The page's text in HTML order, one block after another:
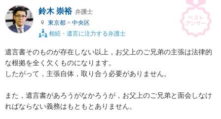
鈴木 崇裕 弁護士
東京都 > 中央区
相続・遺言に注力する弁護士
遺言書そのものが存在しない以上，お父上のご兄弟の主張は法律的
な根拠を全く欠くものになります。
したがって，主張自体，取り合う必要がありません。
また，遺言書があろうがなかろうが，お父上のご兄弟と面会しなけ
ればならない義務はもともとありません。